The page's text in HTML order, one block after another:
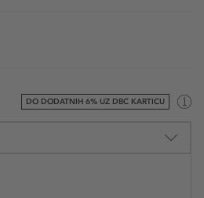
DO DODATNIH 6% UZ DBC KARTICU